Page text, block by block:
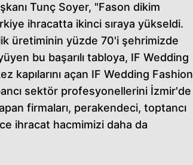
Tunç Soyer, "Fason dikim
ihracatta ikinci sıraya yükseldi.
üretiminin yüzde 70'i şehrimizde
bu başarılı tabloya, IF Wedding
kapılarını açan IF Wedding Fashion
sektör profesyonellerini İzmir'de
firmaları, perakendeci, toptancı
ihracat hacmimizi daha da